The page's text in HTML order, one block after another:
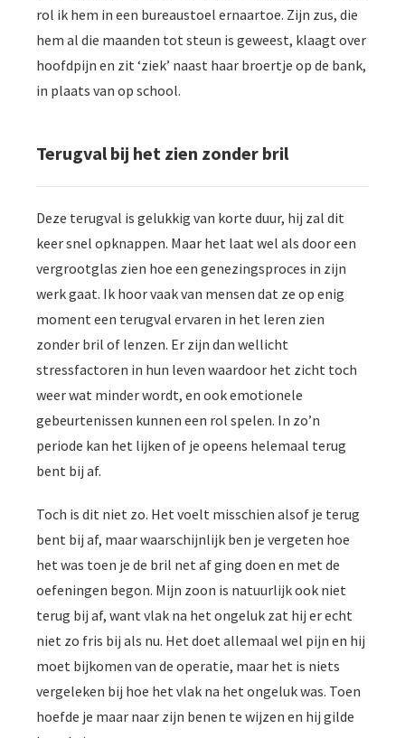
rol ik hem in een bureaustoel ernaartoe. Zijn zus, die
hem al die maanden tot steun is geweest, klaagt over
hoofdpijn en zit ‘ziek’ naast haar broertje op de bank,
in plaats van op school.
Terugval bij het zien zonder bril
Deze terugval is gelukkig van korte duur, hij zal dit
keer snel opknappen. Maar het laat wel als door een
vergrootglas zien hoe een genezingsproces in zijn
werk gaat. Ik hoor vaak van mensen dat ze op enig
moment een terugval ervaren in het leren zien
zonder bril of lenzen. Er zijn dan wellicht
stressfactoren in hun leven waardoor het zicht toch
weer wat minder wordt, en ook emotionele
gebeurtenissen kunnen een rol spelen. In zo’n
periode kan het lijken of je opeens helemaal terug
bent bij af.
Toch is dit niet zo. Het voelt misschien alsof je terug
bent bij af, maar waarschijnlijk ben je vergeten hoe
het was toen je de bril net af ging doen en met de
oefeningen begon. Mijn zoon is natuurlijk ook niet
terug bij af, want vlak na het ongeluk zat hij er echt
niet zo fris bij als nu. Het doet allemaal wel pijn en hij
moet bijkomen van de operatie, maar het is niets
vergeleken bij hoe het vlak na het ongeluk was. Toen
hoefde je maar naar zijn benen te wijzen en hij gilde